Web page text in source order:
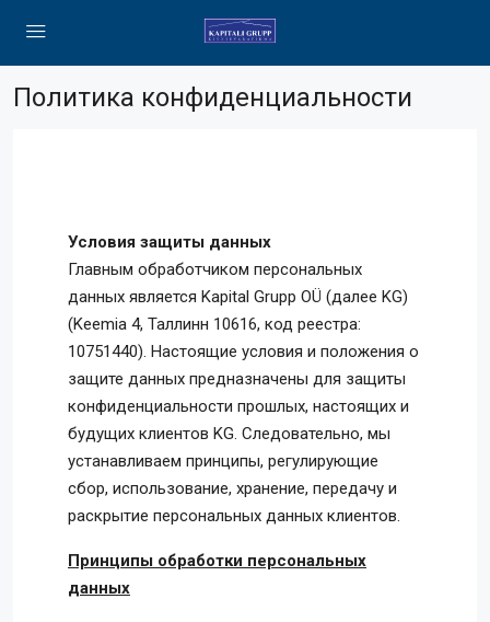
Политика конфиденциальности
Условия защиты данных
Главным обработчиком персональных
данных является Kapital Grupp OÜ (далее KG)
(Keemia 4, Таллинн 10616, код реестра:
10751440). Настоящие условия и положения о
защите данных предназначены для защиты
конфиденциальности прошлых, настоящих и
будущих клиентов KG. Следовательно, мы
устанавливаем принципы, регулирующие
сбор, использование, хранение, передачу и
раскрытие персональных данных клиентов.
Принципы обработки персональных
данных